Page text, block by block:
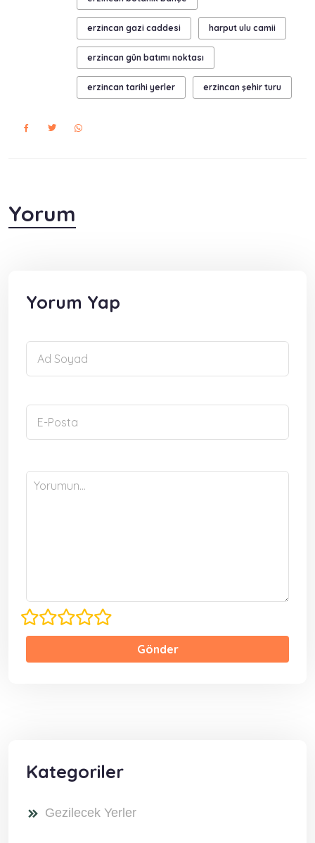
erzincan gazi caddesi harput ulu camii
erzincan gün batımı noktası
erzincan tarihi yerler erzincan şehir turu
Yorum
Yorum Yap
Gönder
Kategoriler
Gezilecek Yerler